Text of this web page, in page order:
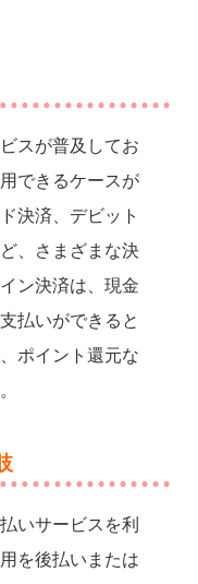
スが普及してお
できるケースが
決済、デビット
、さまざまな決
ン決済は、現金
払いができると
ポイント還元な
いサービスを利
を後払いまたは